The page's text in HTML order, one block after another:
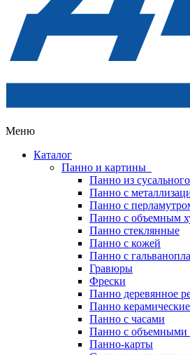
Меню
Каталог
Панно и картины
Панно из сусального
Панно с
Панно с
Панно с объемным
Панно стеклянные
Панно с кожей
Панно с
Гравюры
Фрески
Панно деревянное
Панно керамические
Панно с часами
Панно с объемными
Панно-карты